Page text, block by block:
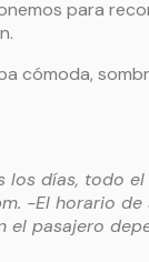
para
cómoda,
días, todo
-El horario
el pasajero